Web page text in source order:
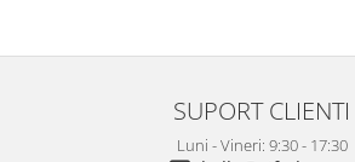
SUPORT CLIENTI
Luni - Vineri: 9:30 - 17:30